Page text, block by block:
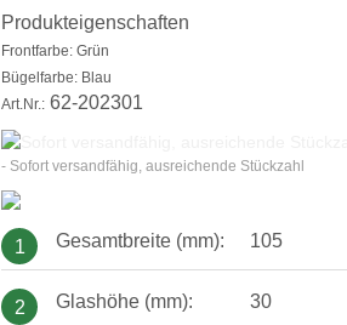
Produkteigenschaften
Frontfarbe: Grün
Bügelfarbe: Blau
Art.Nr.: 62-202301
- Sofort versandfähig, ausreichende Stückzahl
1 Gesamtbreite (mm): 105
2 Glashöhe (mm): 30